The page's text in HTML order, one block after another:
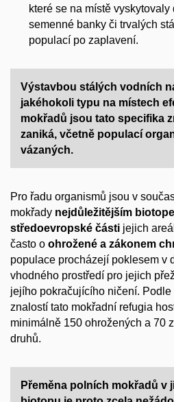
které se na místě vyskytovaly
semenné banky či trvalých
populací po zaplavení.
Výstavbou stálých vodních
jakéhokoli typu na místech
mokřadů jsou tato specifika
zaniká, včetně populací
vázaných.
Pro řadu organismů jsou v
mokřady nejdůležitějším
středoevropské části jejich
často o ohrožené a zákonem
populace procházejí poklesem v
vhodného prostředí pro jejich
jejího pokračujícího ničení. Podle
znalostí tato mokřadní refugia
minimálně 150 ohrožených a 70
druhů.
Přeměna polních mokřadů v